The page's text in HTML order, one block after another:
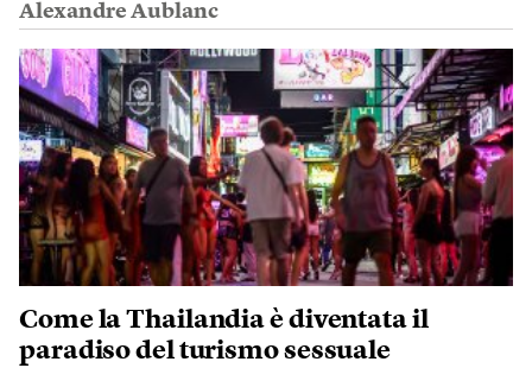
Alexandre Aublanc
Come la Thailandia è diventata il
paradiso del turismo sessuale